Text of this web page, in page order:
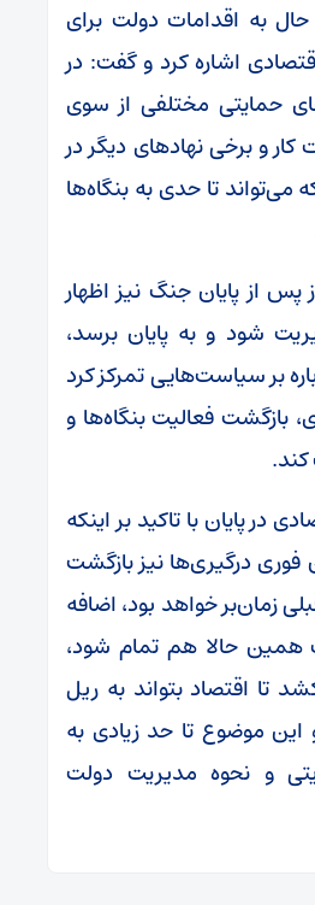
به اقدامات دولت برای
اشاره کرد و گفت: در
حمایتی مختلفی از سوی
کار و برخی نهادهای دیگر در
تا حدی به بنگاه‌ها
پس از پایان جنگ نیز اظهار
شود و به پایان برسد،
بر سیاست‌هایی تمرکز کرد
بازگشت فعالیت بنگاه‌ها و
در پایان با تاکید بر اینکه
فوری درگیری‌ها نیز بازگشت
زمان‌بر خواهد بود، اضافه
همین حالا هم تمام شود،
تا اقتصاد بتواند به ریل
این موضوع تا حد زیادی به
و نحوه مدیریت دولت